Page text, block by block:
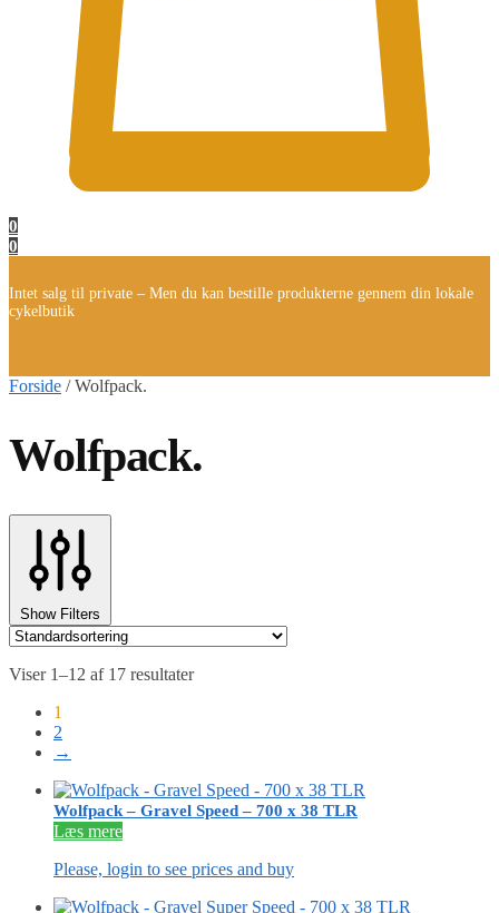
0
0
Intet salg til private – Men du kan bestille produkterne gennem din lokale
cykelbutik
Forside /Wolfpack.
Wolfpack.
Show Filters
Viser 1–12 af 17 resultater
1
2
→
Wolfpack – Gravel Speed – 700 x 38 TLR
Læs mere
Please, login to see prices and buy